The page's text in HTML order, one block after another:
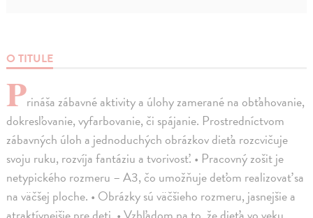
O TITULE
Prináša zábavné aktivity a úlohy zamerané na obťahovanie,
dokresľovanie, vyfarbovanie, či spájanie. Prostredníctvom
zábavných úloh a jednoduchých obrázkov dieťa rozcvičuje
svoju ruku, rozvíja fantáziu a tvorivosť. • Pracovný zošit je
netypického rozmeru – A3, čo umožňuje deťom realizovať sa
na väčšej ploche. • Obrázky sú väčšieho rozmeru, jasnejšie a